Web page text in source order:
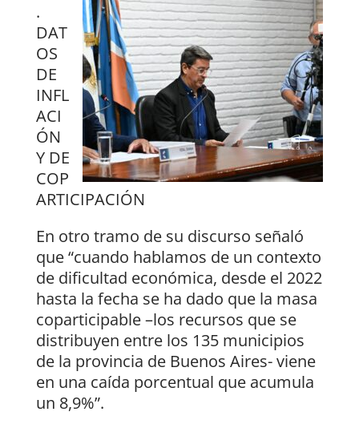
.
DAT
OS
DE
INFL
ACI
ÓN
Y DE
COP
ARTICIPACIÓN
En otro tramo de su discurso señaló
que “cuando hablamos de un contexto
de dificultad económica, desde el 2022
hasta la fecha se ha dado que la masa
coparticipable –los recursos que se
distribuyen entre los 135 municipios
de la provincia de Buenos Aires- viene
en una caída porcentual que acumula
un 8,9%”.